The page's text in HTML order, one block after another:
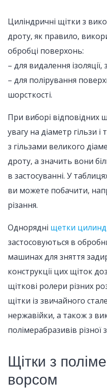
Циліндричні щітки з
дроту, як правило,
обробці поверхонь:
– для видалення
– для полірування
шорсткості.
При виборі відповідних
увагу на діаметр гільзи
з гільзами великого
дроту, а значить вони
в застосуванні. У
ви можете побачити,
різання.
Однорядні щетки
застосовуються в
машинах для зняття
конструкції цих щіток
щіткові ролери різних
щітки із звичайного
нержавійки, а також з
полімерабразивів різної
Щітки з
ворсом